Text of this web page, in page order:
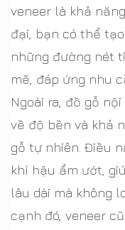
veneer là khả
đại, bạn có thể
những đường nét
mẽ, đáp ứng nhu
Ngoài ra, đồ gỗ
về độ bền và khả
gỗ tự nhiên. Điều
khí hậu ẩm ướt,
lâu dài mà không
cạnh đó, veneer